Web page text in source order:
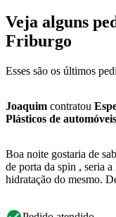
Veja alguns
Friburgo
Esses são os últimos
Joaquim contratou
Plásticos de automóveis
Boa noite gostaria de
de porta da spin , seria
hidratação do mesmo.